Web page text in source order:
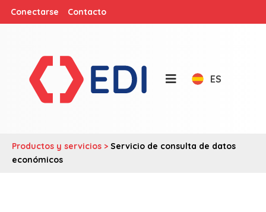
Conectarse Contacto
ES
Productos y servicios > Servicio de consulta de datos
económicos